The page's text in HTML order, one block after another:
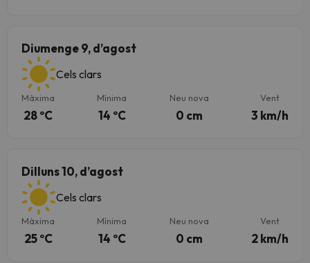
Diumenge 9, d’agost
Cels clars
Màxima
28 ºC
Mínima
14 ºC
Neu nova
0 cm
Vent
3 km/h
Dilluns 10, d’agost
Cels clars
Màxima
25 ºC
Mínima
14 ºC
Neu nova
0 cm
Vent
2 km/h